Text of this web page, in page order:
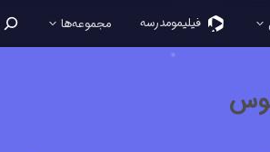
فیلیمو‌مدرسه مجموعه‌ها